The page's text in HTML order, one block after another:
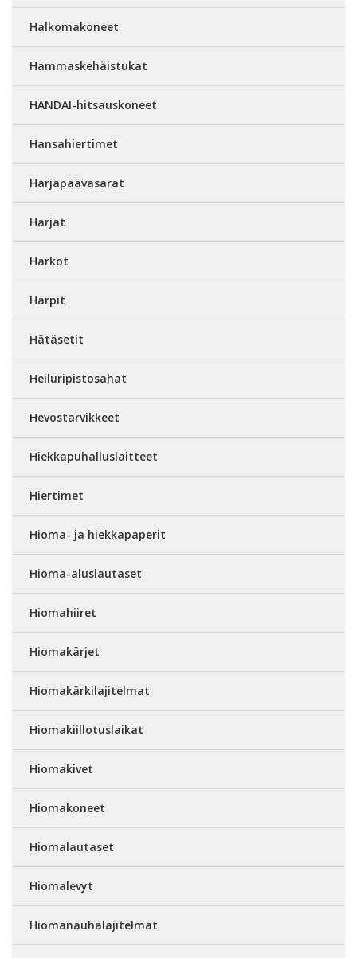
Halkomakoneet
Hammaskehäistukat
HANDAI-hitsauskoneet
Hansahiertimet
Harjapäävasarat
Harjat
Harkot
Harpit
Hätäsetit
Heiluripistosahat
Hevostarvikkeet
Hiekkapuhalluslaitteet
Hiertimet
Hioma- ja hiekkapaperit
Hioma-aluslautaset
Hiomahiiret
Hiomakärjet
Hiomakärkilajitelmat
Hiomakiillotuslaikat
Hiomakivet
Hiomakoneet
Hiomalautaset
Hiomalevyt
Hiomanauhalajitelmat